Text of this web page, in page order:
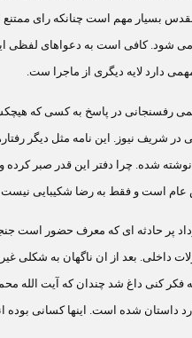
بسیار مهم است چنانکه رای ممتنع
شود. کافی است به دعواهای لفظی
دارد لایه دیگری از ماجرا ست.
رفسنجانی در پاسخ به کسی که
در شریف نیوز. این نامه مثل دیگر
شده. چرا دفتر این قدر صبر کرده
است و فقط به رضا شکیبایی نیست
داخلی. بعد از ان ناگهان به
کنی داغ شد چندان که آیت الله
داستان شده است. اینها کسانی